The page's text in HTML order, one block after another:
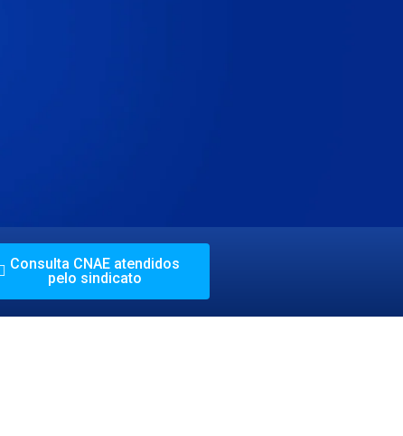
Consulta CNAE atendidos
pelo sindicato